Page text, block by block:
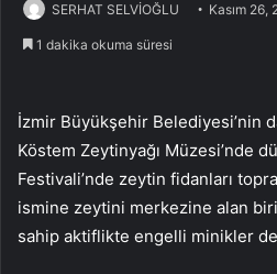
SERHAT SELVİOĞLU Kasım 26,
1 dakika okuma süresi
İzmir Büyükşehir Belediyesi’nin
Köstem Zeytinyağı Müzesi’nde
Festivali’nde zeytin fidanları
ismine zeytini merkezine alan
sahip aktiflikte engelli minikler de